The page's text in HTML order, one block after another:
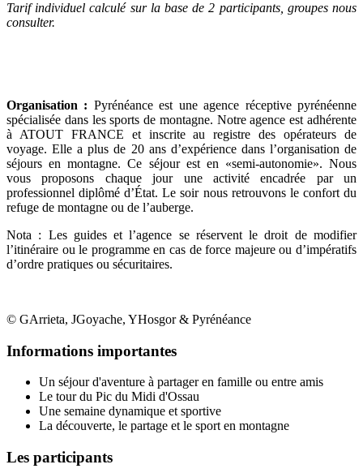
Tarif individuel calculé sur la base de 2 participants, groupes nous
consulter.
Organisation : Pyrénéance est une agence réceptive pyrénéenne
spécialisée dans les sports de montagne. Notre agence est adhérente
à ATOUT FRANCE et inscrite au registre des opérateurs de
voyage. Elle a plus de 20 ans d’expérience dans l’organisation de
séjours en montagne. Ce séjour est en «semi-autonomie». Nous
vous proposons chaque jour une activité encadrée par un
professionnel diplômé d’État. Le soir nous retrouvons le confort du
refuge de montagne ou de l’auberge.
Nota : Les guides et l’agence se réservent le droit de modifier
l’itinéraire ou le programme en cas de force majeure ou d’impératifs
d’ordre pratiques ou sécuritaires.
© GArrieta, JGoyache, YHosgor & Pyrénéance
Informations importantes
Un séjour d'aventure à partager en famille ou entre amis
Le tour du Pic du Midi d'Ossau
Une semaine dynamique et sportive
La découverte, le partage et le sport en montagne
Les participants